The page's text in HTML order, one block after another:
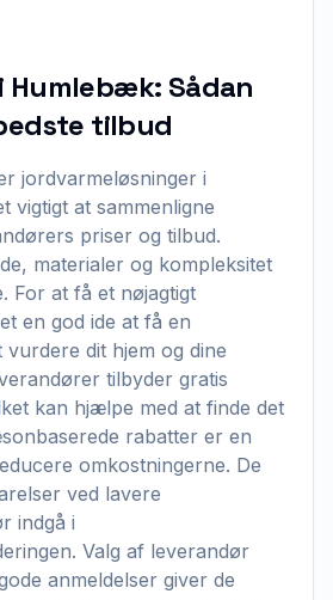
Humlebæk: Sådan
tilbud
jordvarmeløsninger i
vigtigt at sammenligne
priser og tilbud.
materialer og kompleksitet
For at få et nøjagtigt
en god ide at få en
dit hjem og dine
tilbyder gratis
kan hjælpe med at finde det
rabatter er en
omkostningerne. De
ved lavere
indgå i
Valg af leverandør
anmeldelser giver de